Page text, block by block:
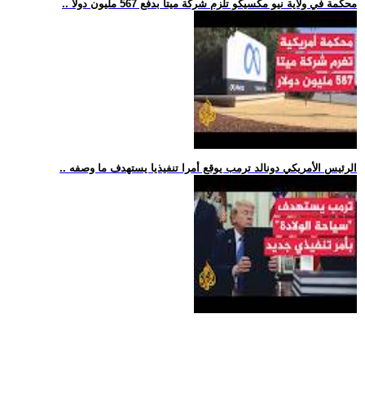
.. محكمة في ولاية نيو مكسيكو تلزم شركة ميتا بدفع 567 مليون دولا
.. الرئيس الأمريكي دونالد ترمب يوقع أمرا تنفيذيا يستهدف ما وصفه